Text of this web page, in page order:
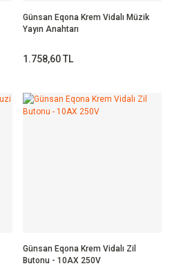
Günsan Eqona Krem Vidalı Müzik
Yayın Anahtarı
1.758,60 TL
Günsan Eqona Krem Vidalı Zil
Butonu - 10AX 250V